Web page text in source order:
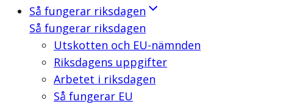
Så fungerar riksdagen
Så fungerar riksdagen
Utskotten och EU-nämnden
Riksdagens uppgifter
Arbetet i riksdagen
Så fungerar EU